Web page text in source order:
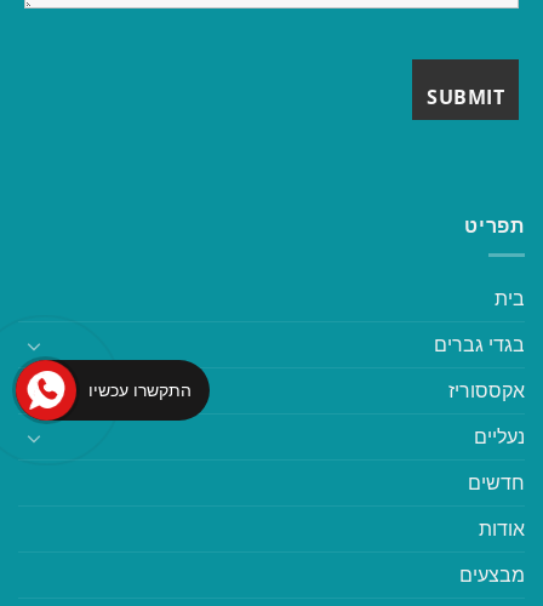
תפריט
בית
בגדי גברים
אקססוריז
נעליים
חדשים
אודות
מבצעים
התקשרו עכשיו